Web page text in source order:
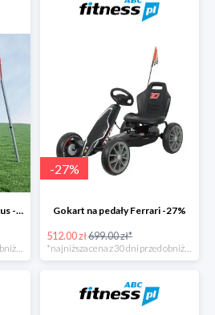
Plac zabaw lemur Gardenluxus -21%
-27%
Gokart na pedały Ferrari -27%
512.00 zł699.00 zł*